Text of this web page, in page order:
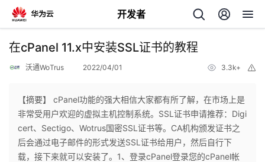
开发者
返
个
在cPanel 11.x中安装SSL证书的教程
沃通WoTrus 2022/04/01 3.3k+
【摘要】 cPanel功能的强大相信大家都有所了解，在市场上是
非常受用户欢迎的虚拟主机控制系统。SSL证书申请推荐：Digi
cert、Sectigo、Wotrus国密SSL证书等。CA机构颁发证书之
后会通过电子邮件的形式发送SSL证书给用户，然后自行下
载，接下来就可以安装了。1、登录cPanel登录您的cPanel帐